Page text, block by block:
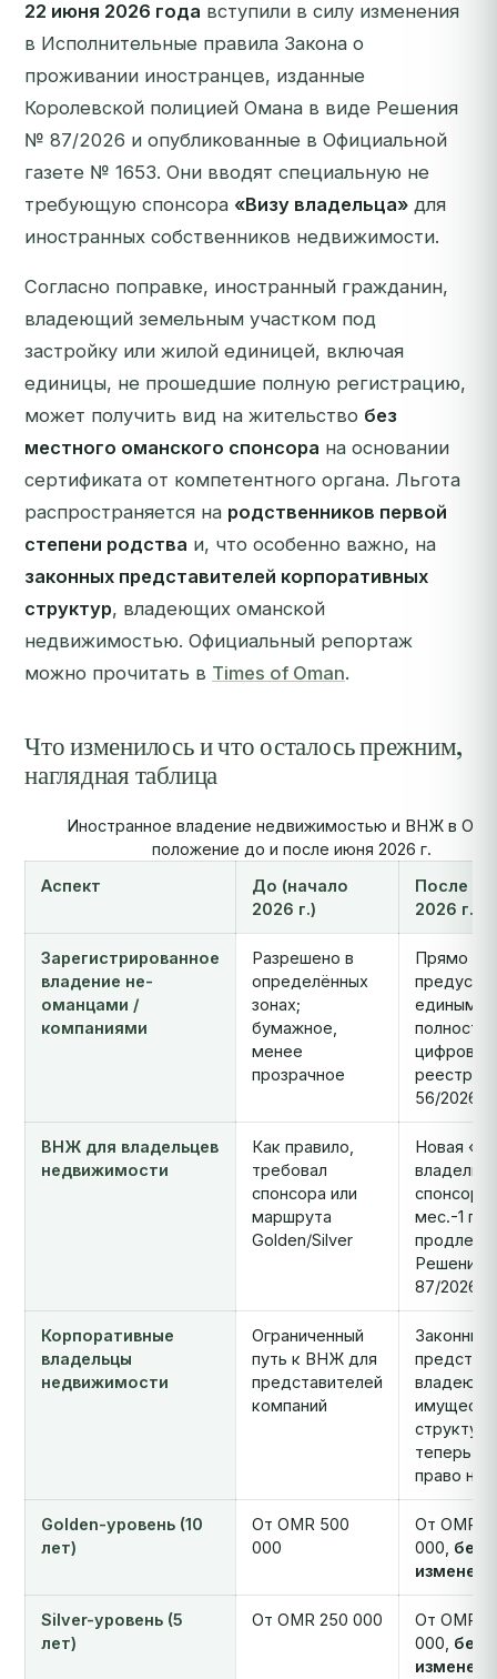
22 июня 2026 года вступили в силу изменения
в Исполнительные правила Закона о
проживании иностранцев, изданные
Королевской полицией Омана в виде Решения
№ 87/2026 и опубликованные в Официальной
газете № 1653. Они вводят специальную не
требующую спонсора «Визу владельца» для
иностранных собственников недвижимости.
Согласно поправке, иностранный гражданин,
владеющий земельным участком под
застройку или жилой единицей, включая
единицы, не прошедшие полную регистрацию,
может получить вид на жительство без
местного оманского спонсора на основании
сертификата от компетентного органа. Льгота
распространяется на родственников первой
степени родства и, что особенно важно, на
законных представителей корпоративных
структур, владеющих оманской
недвижимостью. Официальный репортаж
можно прочитать в Times of Oman.
Что изменилось и что осталось прежним,
наглядная таблица
Иностранное владение недвижимостью и ВНЖ в
положение до и после июня 2026 г.
Аспект
До (начало
2026 г.)
После
2026 г.
Зарегистрированное
владение не-
оманцами /
компаниями
Разрешено в
определённых
зонах;
бумажное,
менее
прозрачное
Прямо
единым
цифровым
56/2026)
ВНЖ для владельцев
недвижимости
Как правило,
требовал
спонсора или
маршрута
Golden/Silver
Новая
спонсора
мес.-1
Решение
87/2026
Корпоративные
владельцы
недвижимости
Ограниченный
путь к ВНЖ для
представителей
компаний
Законные
структур
теперь
право на
Golden-уровень (10
лет)
От OMR 500
000
От OMR
000, без
Silver-уровень (5
лет)
От OMR 250 000
От OMR
000, без